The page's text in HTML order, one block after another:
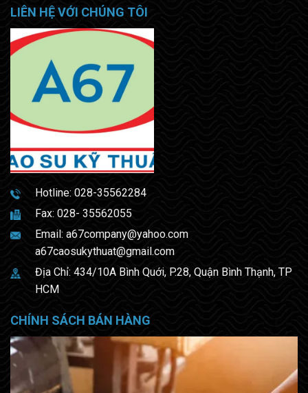
LIÊN HỆ VỚI CHÚNG TÔI
Hotline: 028-35562284
Fax: 028- 35562055
Email: a67company@yahoo.com
a67caosukythuat@gmail.com
Địa Chỉ: 434/10A Bình Quới, P.28, Quận Bình Thạnh, TP
HCM
CHÍNH SÁCH BÁN HÀNG